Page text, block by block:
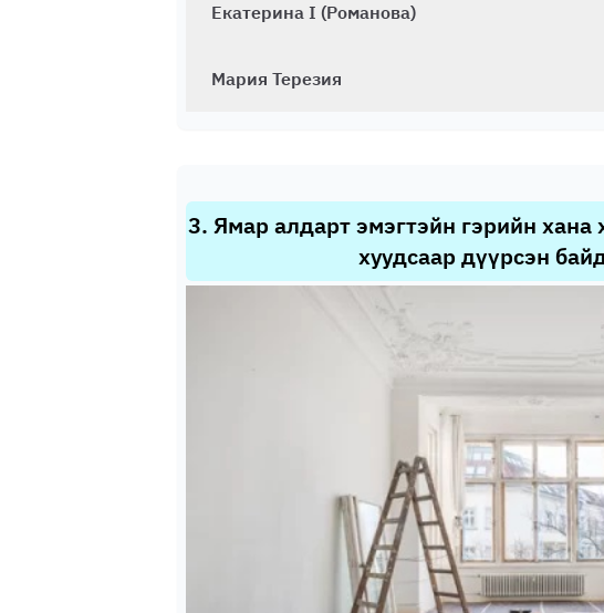
Екатерина I (Романова)
Мария Терезия
3. Ямар алдарт эмэгтэйн гэрийн
хуудсаар дүүрсэн